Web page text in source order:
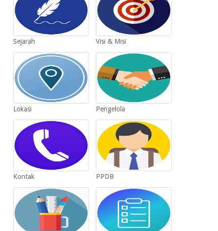
Sejarah Visi & Misi
Lokasi Pengelola
Kontak PPDB